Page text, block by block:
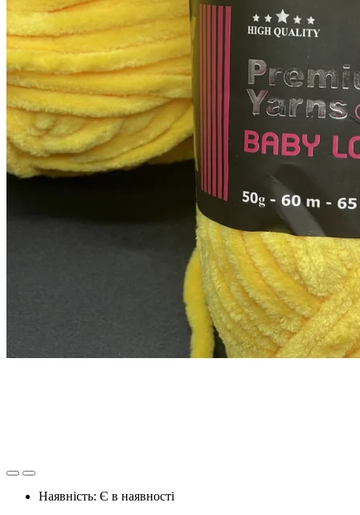
Наявність: Є в наявності